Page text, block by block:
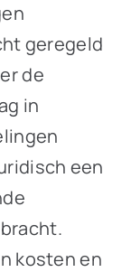
geregeld
de
in
een
kosten en